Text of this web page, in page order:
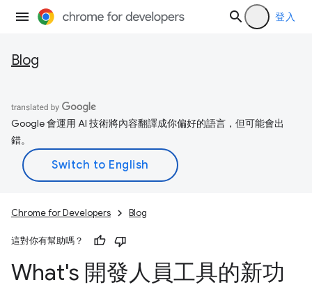
登入
Blog
Google 會運用 AI 技術將內容翻譯成你偏好的語言，但可能會出
錯。
Chrome for Developers Blog
這對你有幫助嗎？
What's 開發人員工具的新功